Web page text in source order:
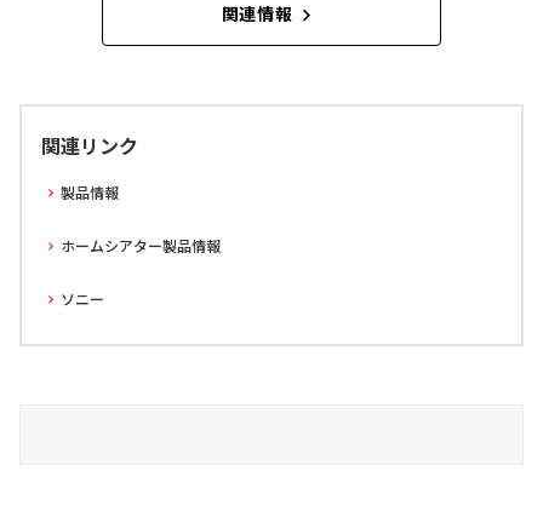
関連情報
関連リンク
製品情報
ホームシアター製品情報
ソニー